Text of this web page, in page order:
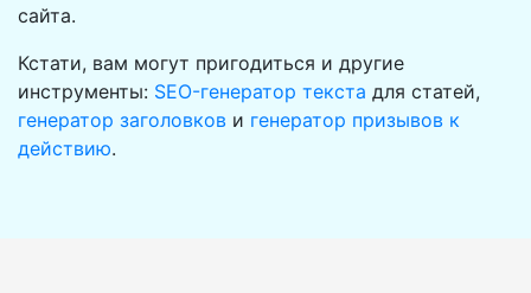
сайта.
Кстати, вам могут пригодиться и другие
инструменты: SEO-генератор текста для статей,
генератор заголовков и генератор призывов к
действию.